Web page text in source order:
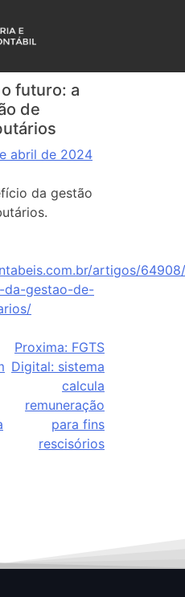
futuro: a
de
abril de 2024
da gestão
artigos/
gestao-de-
Proxima: FGTS
Digital: sistema
calcula
remuneração
para fins
rescisórios